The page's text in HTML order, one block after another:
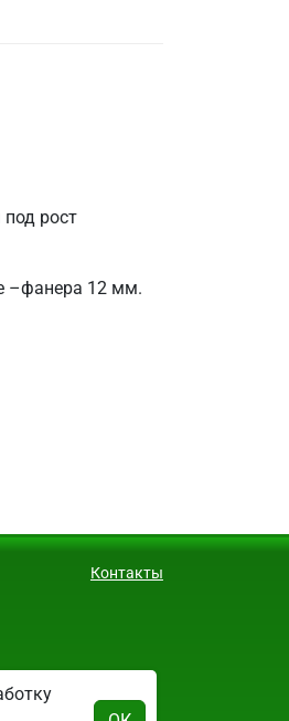
рост
–фанера 12 мм.
Контакты